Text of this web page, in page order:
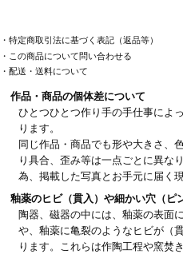
・特定商取引法に基づく表記（返品等）
・この商品について問い合わせる
・配送・送料について
作品・商品の個体差について
ひとつひとつ作り手の手仕事によ
ります。
同じ作品・商品でも形や大きさ、
り具合、歪み等は一点ごとに異な
為、掲載した写真とお手元に届く
釉薬のヒビ（貫入）や細かい穴（ピ
陶器、磁器の中には、釉薬の表面
や、釉薬に亀裂のようなヒビが（
ります。これらは作陶工程や窯焚